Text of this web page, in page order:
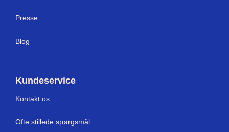
Presse
Blog
Kundeservice
Kontakt os
Ofte stillede spørgsmål